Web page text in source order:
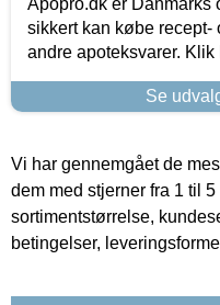
sikkert kan købe
andre apoteksvarer.
Se
Vi har gennemgået de
dem med stjerner fra 1 til
sortimentstørrelse,
betingelser,